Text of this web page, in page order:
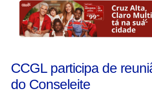
CCGL participa de
do Conseleite